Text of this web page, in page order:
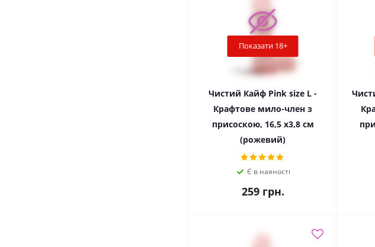
Показати 18+
Чистий Кайф Pink size L -
Крафтове мило-член з
присоскою, 16,5 х3,8 см
(рожевий)
Є в наяності
259грн.